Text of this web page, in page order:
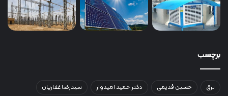
برچسب
برق حسین قدیمی دکتر حمید امیدوار
سیدرضا غفاریان